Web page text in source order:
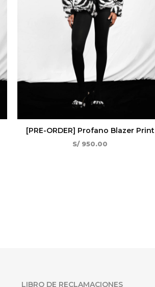
[PRE-ORDER] Profano Blazer Print
S/950.00
LIBRO DE RECLAMACIONES